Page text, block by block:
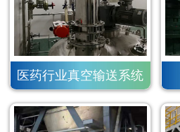
医药行业真空输送系统